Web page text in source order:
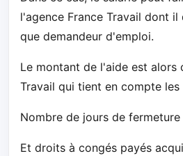
l'agence France Travail dont
que demandeur d'emploi.
Le montant de l'aide est alors
Travail qui tient en compte les
Nombre de jours de
Et droits à congés payés